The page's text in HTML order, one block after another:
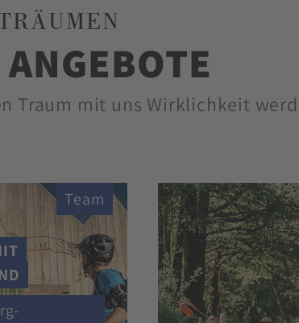
Traum mit uns Wirklichkeit
Team